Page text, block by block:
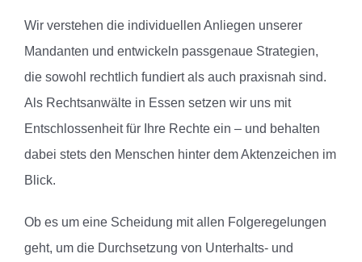
Wir verstehen die individuellen Anliegen unserer
Mandanten und entwickeln passgenaue Strategien,
die sowohl rechtlich fundiert als auch praxisnah sind.
Als Rechtsanwälte in Essen setzen wir uns mit
Entschlossenheit für Ihre Rechte ein – und behalten
dabei stets den Menschen hinter dem Aktenzeichen im
Blick.
Ob es um eine Scheidung mit allen Folgeregelungen
geht, um die Durchsetzung von Unterhalts- und